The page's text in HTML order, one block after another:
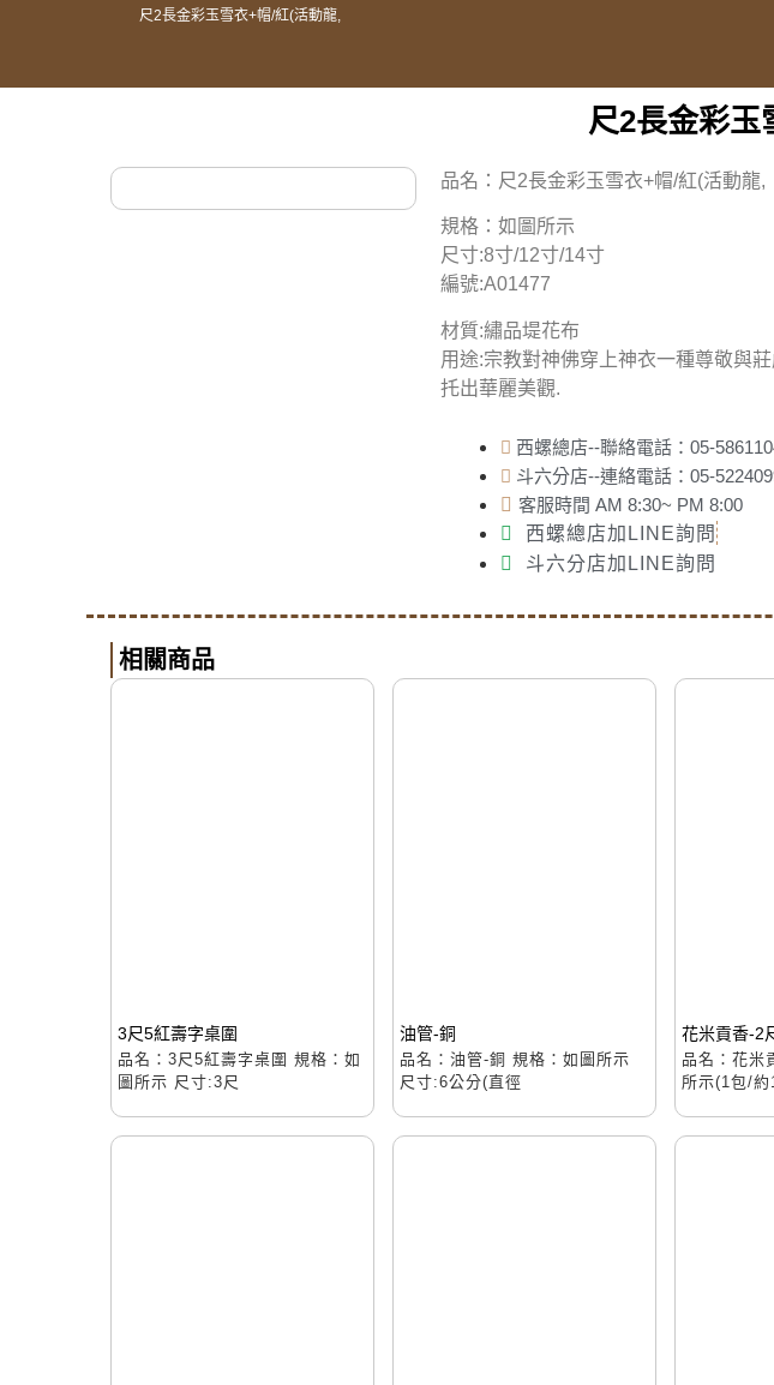
尺2長金彩玉雪衣+帽/紅(活動龍,
尺2長金彩玉
品名：尺2長金彩玉雪衣+帽/紅(活動龍,
規格：如圖所示
尺寸:8寸/12寸/14寸
編號:A01477
材質:繡品堤花布
用途:宗教對神佛穿上神衣一種尊敬與
托出華麗美觀.
西螺總店--聯絡電話：05-
斗六分店--連絡電話：05-
客服時間 AM 8:30~ PM 8:00
西螺總店加LINE詢問
斗六分店加LINE詢問
相關商品
3尺5紅壽字桌圍
品名：3尺5紅壽字桌圍 規格：如
圖所示 尺寸:3尺
油管-銅
品名：油管-銅 規格：如圖所示
尺寸:6公分(直徑
花米貢香-2
品名：花米
所示(1包/約